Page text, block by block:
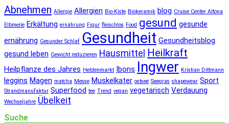
Abnehmen Allergie Allergien Bio-Kiste Biokeramik blog Cruise Center Altona
Elbmeile Erkältung ernährung Figur fleischlos Food gesund gesunde
ernährung Gesunder Schlaf Gesundheit Gesundheitsblog
gesund leben Gewicht reduzieren Hausmittel Heilkraft
Heilpflanze des Jahres Heldenmarkt Ibons Ingwer Kristian Dittmann
leggins Magen matcha Messe Muskelkater ostsee Seegras shapewear Sport
Strandmanufaktur Superfood tee Trend vegan vegetarisch Verdauung
Wechseljahre Übelkeit
Suche